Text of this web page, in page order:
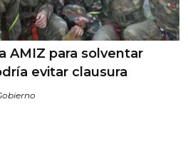
AMIZ para solventar
evitar clausura